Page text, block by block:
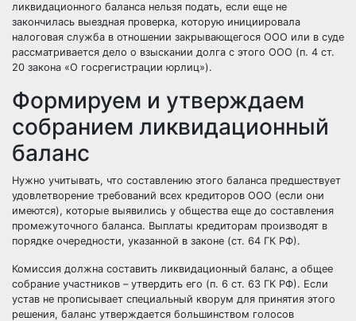
ликвидационного баланса нельзя подать, если еще не
закончилась выездная проверка, которую инициировала
налоговая служба в отношении закрывающегося ООО или в суде
рассматривается дело о взыскании долга с этого ООО (п. 4 ст.
20 закона «О госрегистрации юрлиц»).
Формируем и утверждаем
собранием ликвидационный
баланс
Нужно учитывать, что составлению этого баланса предшествует
удовлетворение требований всех кредиторов ООО (если они
имеются), которые выявились у общества еще до составления
промежуточного баланса. Выплаты кредиторам производят в
порядке очередности, указанной в законе (ст. 64 ГК РФ).
Комиссия должна составить ликвидационный баланс, а общее
собрание участников – утвердить его (п. 6 ст. 63 ГК РФ). Если
устав не прописывает специальный кворум для принятия этого
решения, баланс утверждается большинством голосов